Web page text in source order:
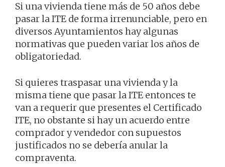
Si una vivienda tiene más de 50 años debe
pasar la ITE de forma irrenunciable, pero en
diversos Ayuntamientos hay algunas
normativas que pueden variar los años de
obligatoriedad.
Si quieres traspasar una vivienda y la
misma tiene que pasar la ITE entonces te
van a requerir que presentes el Certificado
ITE, no obstante si hay un acuerdo entre
comprador y vendedor con supuestos
justificados no se debería anular la
compraventa.